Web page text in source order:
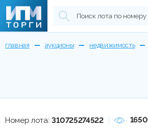
главная аукционы недвижимость
Номер лота: 310725274522 1650